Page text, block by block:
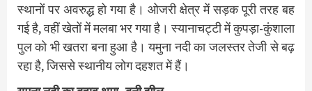
स्थानों पर अवरुद्ध हो गया है। ओजरी क्षेत्र में सड़क पूरी तरह बह
गई है, वहीं खेतों में मलबा भर गया है। स्यानाचट्टी में कुपड़ा-कुंशाला
पुल को भी खतरा बना हुआ है। यमुना नदी का जलस्तर तेजी से बढ़
रहा है, जिससे स्थानीय लोग दहशत में हैं।